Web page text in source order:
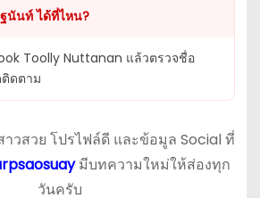
นันท์ ได้ที่ไหน?
Toolly Nuttanan แล้วตรวจชื่อ
ดตาม
วสวย โปรไฟล์ดี และข้อมูล Social ที่
มีบทความใหม่ให้ส่องทุก
วันครับ